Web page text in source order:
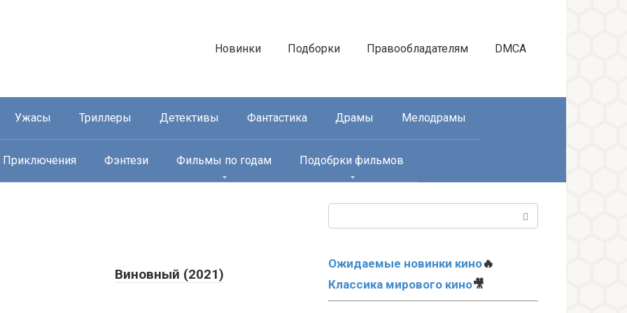
Новинки Подборки Правообладателям DMCA
Ужасы Триллеры Детективы Фантастика Драмы Мелодрамы
Приключения Фэнтези Фильмы по годам Подобрки фильмов
Виновный (2021)
Ожидаемые новинки кино🔥
Классика мирового кино🎥